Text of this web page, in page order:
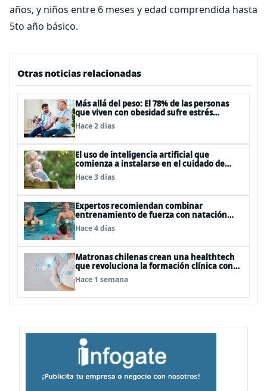
años, y niños entre 6 meses y edad comprendida hasta
5to año básico.
Otras noticias relacionadas
Más allá del peso: El 78% de las personas
que viven con obesidad sufre estrés
postraumático debido al estigma
Hace 2 días
El uso de inteligencia artificial que
comienza a instalarse en el cuidado de
personas mayores
Hace 3 días
Expertos recomiendan combinar
entrenamiento de fuerza con natación
para fortalecer la salud
Hace 4 días
Matronas chilenas crean una healthtech
que revoluciona la formación clínica con
simuladores inteligentes
Hace 1 semana